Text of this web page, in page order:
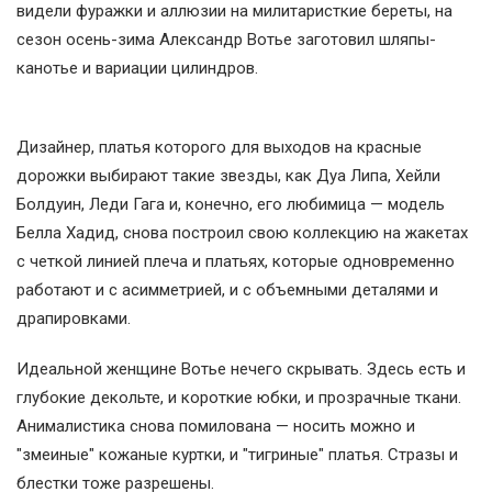
видели фуражки и аллюзии на милитаристкие береты, на
сезон осень-зима Александр Вотье заготовил шляпы-
канотье и вариации цилиндров.
Дизайнер, платья которого для выходов на красные
дорожки выбирают такие звезды, как Дуа Липа, Хейли
Болдуин, Леди Гага и, конечно, его любимица — модель
Белла Хадид, снова построил свою коллекцию на жакетах
с четкой линией плеча и платьях, которые одновременно
работают и с асимметрией, и с объемными деталями и
драпировками.
Идеальной женщине Вотье нечего скрывать. Здесь есть и
глубокие декольте, и короткие юбки, и прозрачные ткани.
Анималистика снова помилована — носить можно и
"змеиные" кожаные куртки, и "тигриные" платья. Стразы и
блестки тоже разрешены.